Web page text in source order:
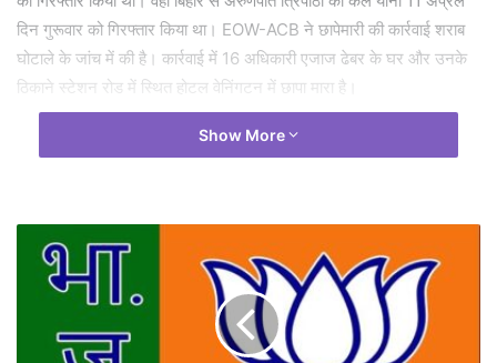
दिन गुरूवार को गिरफ्तार किया था। EOW-ACB ने छापेमारी की कार्रवाई शराब
घोटाले के जांच में की है। कार्रवाई में 16 अधिकारी एजाज ढेबर के घर और उनके
ठिकाने स्टेशन रोड में स्थित होटल वेनिंगटन में छापा मारा है।
Show More